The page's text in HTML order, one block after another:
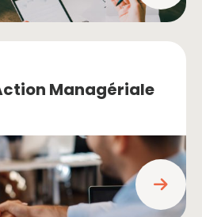
Managériale